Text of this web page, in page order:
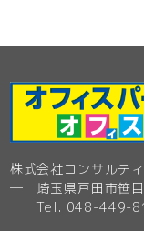
株式会社コンサルテ
─ 埼玉県戸田市笹
Tel. 048-449-